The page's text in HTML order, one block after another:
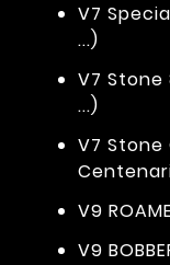
V7
...)
V7 Stone
...)
V7
V9
V9